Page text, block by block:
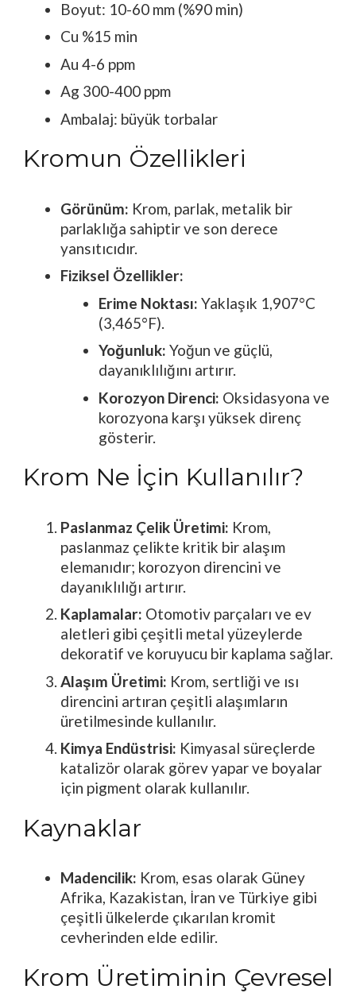
Boyut: 10-60 mm (%90 min)
Cu %15 min
Au 4-6 ppm
Ag 300-400 ppm
Ambalaj: büyük torbalar
Kromun Özellikleri
Görünüm: Krom, parlak, metalik bir
parlaklığa sahiptir ve son derece
yansıtıcıdır.
Fiziksel Özellikler:
Erime Noktası: Yaklaşık 1,907°C
(3,465°F).
Yoğunluk: Yoğun ve güçlü,
dayanıklılığını artırır.
Korozyon Direnci: Oksidasyona ve
korozyona karşı yüksek direnç
gösterir.
Krom Ne İçin Kullanılır?
Paslanmaz Çelik Üretimi: Krom,
paslanmaz çelikte kritik bir alaşım
elemanıdır; korozyon direncini ve
dayanıklılığı artırır.
Kaplamalar: Otomotiv parçaları ve ev
aletleri gibi çeşitli metal yüzeylerde
dekoratif ve koruyucu bir kaplama sağlar.
Alaşım Üretimi: Krom, sertliği ve ısı
direncini artıran çeşitli alaşımların
üretilmesinde kullanılır.
Kimya Endüstrisi: Kimyasal süreçlerde
katalizör olarak görev yapar ve boyalar
için pigment olarak kullanılır.
Kaynaklar
Madencilik: Krom, esas olarak Güney
Afrika, Kazakistan, İran ve Türkiye gibi
çeşitli ülkelerde çıkarılan kromit
cevherinden elde edilir.
Krom Üretiminin Çevresel